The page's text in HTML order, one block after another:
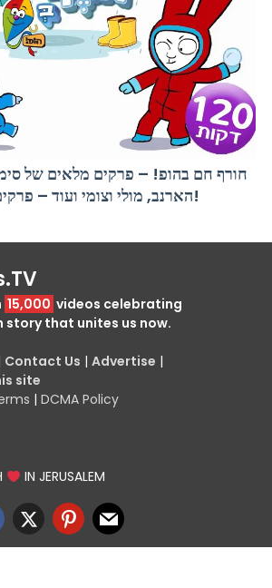
חורף חם בהופ! – פרקים מלאים של
הארנב, מולי וצומי ועוד – פרקים ברצף – ערוץ הופ!
15,000 videos celebrating
story that unites us now.
Contact Us | Advertise |
site
| DCMA Policy
IN JERUSALEM